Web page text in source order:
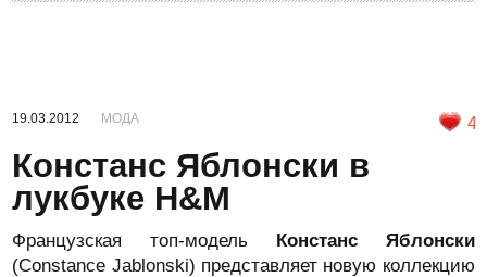
19.03.2012 МОДА 4
Констанс Яблонски в
лукбуке H&M
Французская топ-модель Констанс Яблонски
(Constance Jablonski) представляет новую коллекцию